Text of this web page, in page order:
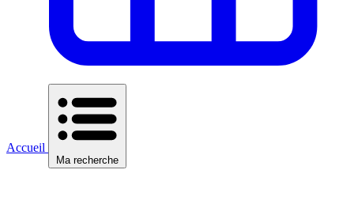
Accueil
Ma recherche